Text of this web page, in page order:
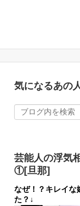
気になるあの
芸能人の浮気
①[旦那]
なぜ！？キレイな
た？↓